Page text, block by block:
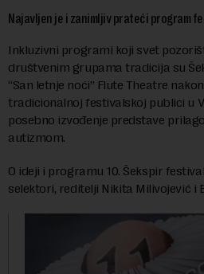
Najavljen je i zanimljiv prateći program
Inkluzivni programi koji svet
društvenim grupama tradicija su
“San letnje noći” Flute Theatre
tradicionalnoj festivalskoj publici u
posebno izvođenje predstave
autizmom.
O ideji i programu 10. Šekspir
selektori, reditelji Nikita Milivojević i